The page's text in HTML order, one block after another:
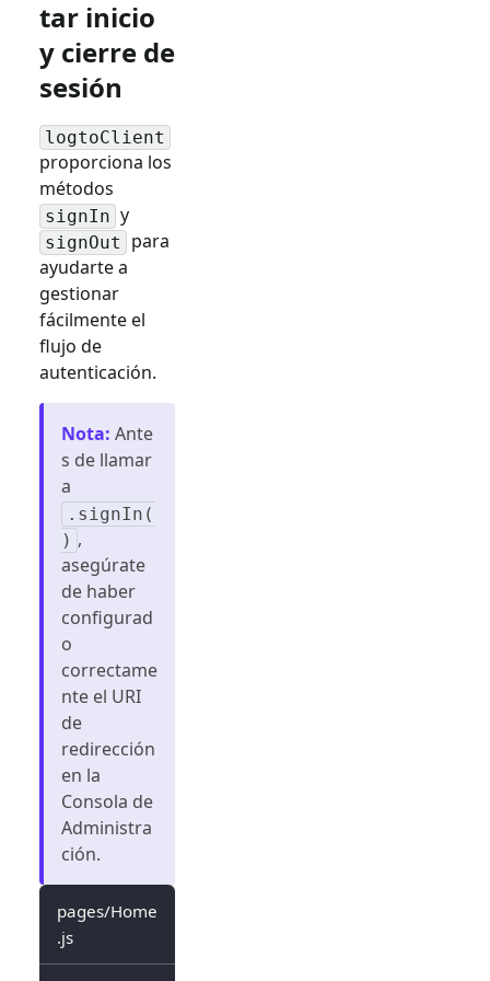
tar inicio
y cierre de
sesión
logtoClient
proporciona los
métodos
signIn y
signOut
para
ayudarte a
gestionar
fácilmente el
flujo de
autenticación.
Nota: Ante
s de llamar
a
.signIn(
) ,
asegúrate
de haber
configurad
o
correctame
nte el URI
de
redirección
en la
Consola de
Administra
ción.
pages/Home
.js